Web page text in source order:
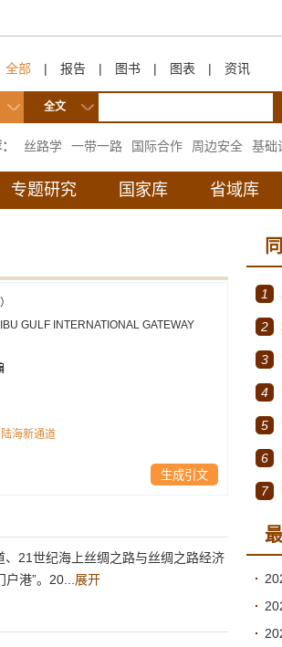
全部 | 报告 | 图书 | 图表 | 资讯
全文
丝路学 一带一路 国际合作 周边安全 基础
专题研究 国家库 省域库
GULF INTERNATIONAL GATEWAY
海新通道
生成引文
、21世纪海上丝绸之路与丝绸之路经济
港”。20... 展开
1
2
3
4
5
6
7